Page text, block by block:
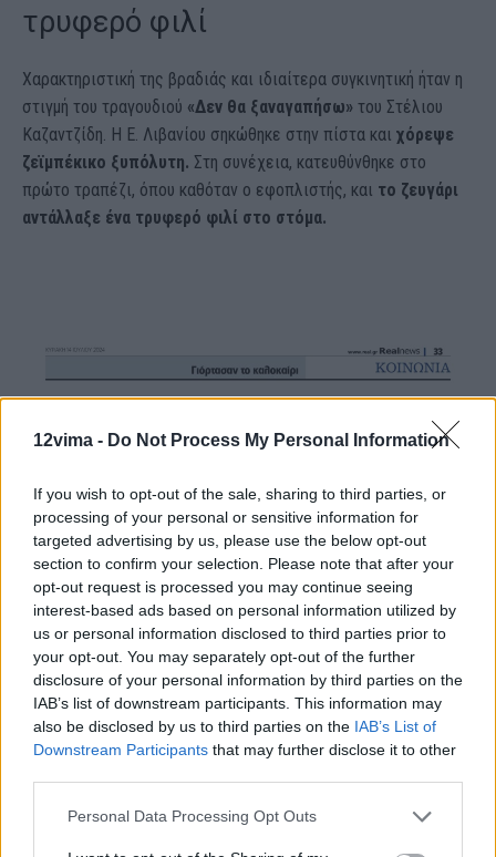
12vima - Do Not Process My Personal Information
If you wish to opt-out of the sale, sharing to third parties, or
processing of your personal or sensitive information for
targeted advertising by us, please use the below opt-out
section to confirm your selection. Please note that after your
opt-out request is processed you may continue seeing
interest-based ads based on personal information utilized by
us or personal information disclosed to third parties prior to
your opt-out. You may separately opt-out of the further
disclosure of your personal information by third parties on the
IAB’s list of downstream participants. This information may
also be disclosed by us to third parties on the IAB’s List of
Downstream Participants that may further disclose it to other
Personal Data Processing Opt Outs
τρυφερό φιλί
Χαρακτηριστική της βραδιάς και ιδιαίτερα συγκινητική ήταν η
στιγμή του τραγουδιού «Δεν θα ξαναγαπήσω» του Στέλιου
Καζαντζίδη. Η Ε. Λιβανίου σηκώθηκε στην πίστα και χόρεψε
ζεϊμπέκικο ξυπόλυτη. Στη συνέχεια, κατευθύνθηκε στο
πρώτο τραπέζι, όπου καθόταν ο εφοπλιστής, και το ζευγάρι
αντάλλαξε ένα τρυφερό φιλί στο στόμα.